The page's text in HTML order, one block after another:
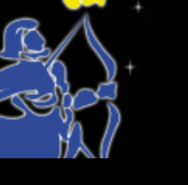
Facebook